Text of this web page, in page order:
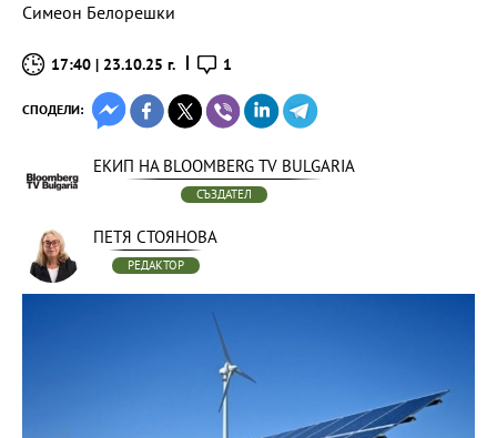
Симеон Белорешки
17:40 | 23.10.25 г. 1
СПОДЕЛИ:
ЕКИП НА BLOOMBERG TV BULGARIA
СЪЗДАТЕЛ
ПЕТЯ СТОЯНОВА
РЕДАКТОР